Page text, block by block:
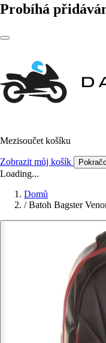
Probíhá
Mezisoučet košíku
Zobrazit můj košík
Loading...
Domů
/ Batoh Bagster